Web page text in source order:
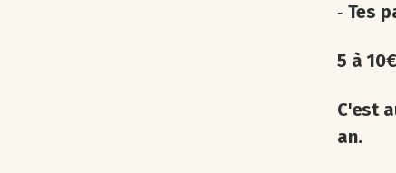
‐ Tes
5 à
C'est
an.